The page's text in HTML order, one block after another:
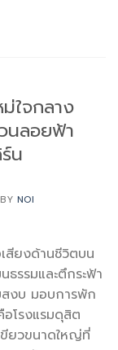
ใจกลาง
นลอยฟ้า
น
BY NOI
สียงด้านชีวิตบน
รรมและตึกระฟ้า
งบ มอบการพัก
โรงแรมดุสิต
ยวขนาดใหญ่ที่